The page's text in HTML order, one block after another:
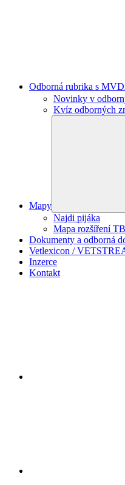
Odborná rubrika s
Novinky v
Kvíz odborných
Mapy
Najdi pijáka
Mapa rozšíření
Dokumenty a odborná
Vetlexicon /
Inzerce
Kontakt